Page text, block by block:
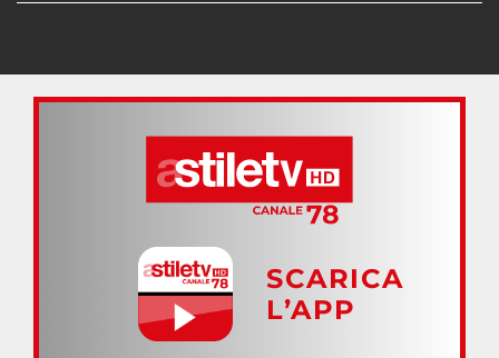
SCARICA
L’APP